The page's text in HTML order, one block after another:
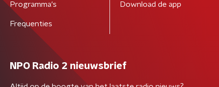
Programma's
Frequenties
Download de app
NPO Radio 2 nieuwsbrief